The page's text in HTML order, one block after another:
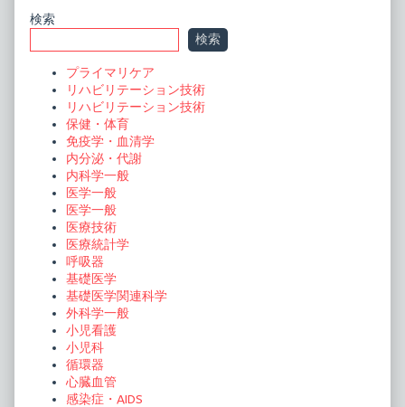
ナ
Primary
Sidebar
検索
検索
プライマリケア
リハビリテーション技術
リハビリテーション技術
保健・体育
免疫学・血清学
内分泌・代謝
内科学一般
医学一般
医学一般
医療技術
医療統計学
呼吸器
基礎医学
基礎医学関連科学
外科学一般
小児看護
小児科
循環器
心臓血管
感染症・AIDS